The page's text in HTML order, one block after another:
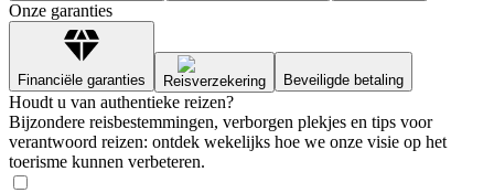
Onze garanties
Financiële garanties Reisverzekering Beveiligde betaling
Houdt u van authentieke reizen?
Bijzondere reisbestemmingen, verborgen plekjes en tips voor
verantwoord reizen: ontdek wekelijks hoe we onze visie op het
toerisme kunnen verbeteren.